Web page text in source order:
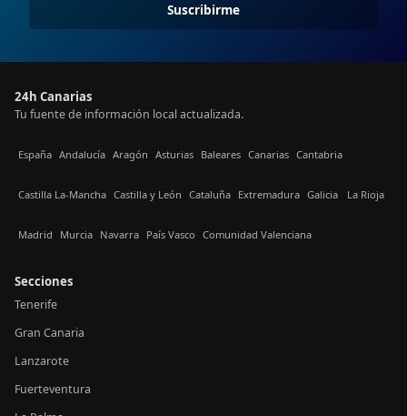
Suscribirme
24h Canarias
Tu fuente de información local actualizada.
España Andalucía Aragón Asturias Baleares Canarias Cantabria
Castilla La-Mancha Castilla y León Cataluña Extremadura Galicia La Rioja
Madrid Murcia Navarra País Vasco Comunidad Valenciana
Secciones
Tenerife
Gran Canaria
Lanzarote
Fuerteventura